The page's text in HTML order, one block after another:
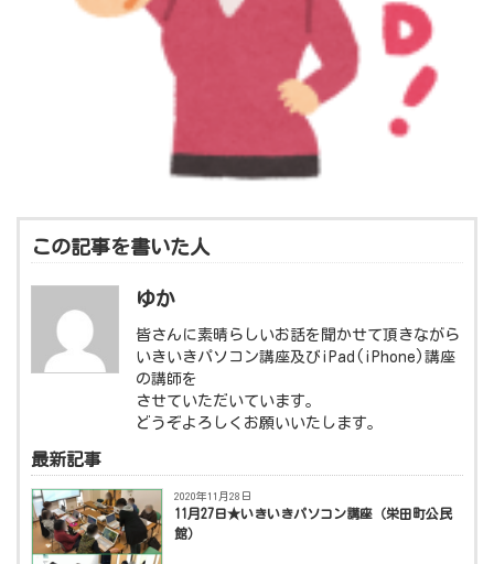
この記事を書いた人
ゆか
皆さんに素晴らしいお話を聞かせて頂きながら
いきいきパソコン講座及びiPad(iPhone)講座
の講師を
させていただいています。
どうぞよろしくお願いいたします。
最新記事
2020年11月28日
11月27日★いきいきパソコン講座（栄田町公民
館）